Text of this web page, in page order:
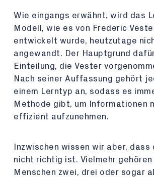
Wie eingangs erwähnt, wird das
Modell, wie es von Frederic
entwickelt wurde, heutzutage
angewandt. Der Hauptgrund
Einteilung, die Vester
Nach seiner Auffassung gehört
einem Lerntyp an, sodass es
Methode gibt, um Informationen
effizient aufzunehmen.
Inzwischen wissen wir aber, dass
nicht richtig ist. Vielmehr
Menschen zwei, drei oder sogar